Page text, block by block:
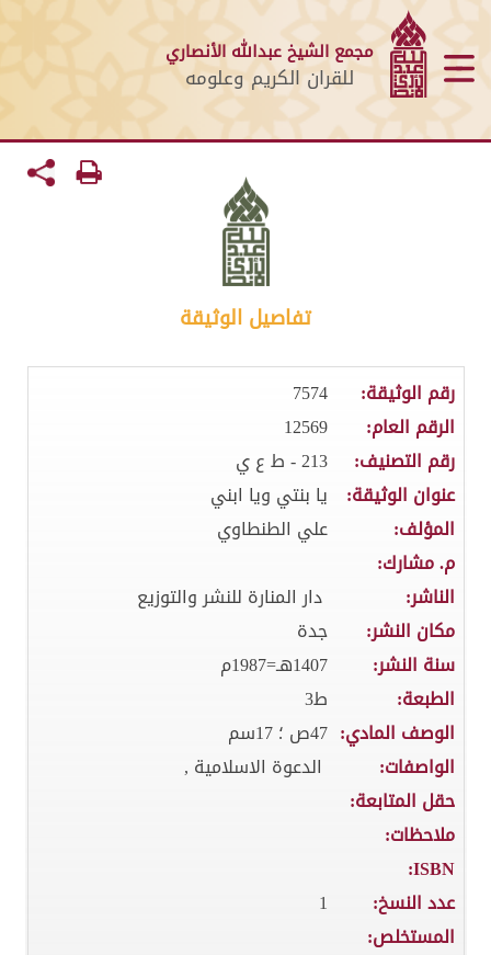
مجمع الشيخ عبدالله الأنصاري
للقران الكريم وعلومه
تفاصيل الوثيقة
رقم الوثيقة:
7574
الرقم العام:
12569
رقم التصنيف:
213 - ط ع ي
عنوان الوثيقة:
يا بنتي ويا ابني
المؤلف:
علي الطنطاوي
م. مشارك:
الناشر:
دار المنارة للنشر والتوزيع
مكان النشر:
جدة
سنة النشر:
1407هـ=1987م
الطبعة:
ط3
الوصف المادي: 47ص ؛ 17سم
الواصفات:
الدعوة الاسلامية ,
حقل المتابعة:
ملاحظات:
ISBN:
عدد النسخ:
1
المستخلص: